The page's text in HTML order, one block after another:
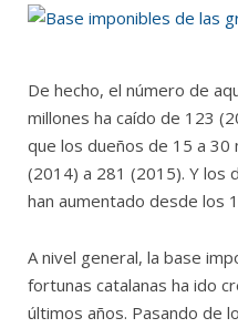
De hecho, el número de
millones ha caído de 123
que los dueños de 15 a 30
(2014) a 281 (2015). Y los
han aumentado desde los
A nivel general, la base
fortunas catalanas ha ido
últimos años. Pasando de